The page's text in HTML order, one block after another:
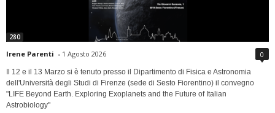
280
Irene Parenti - 1 Agosto 2026 0
Il 12 e il 13 Marzo si è tenuto presso il Dipartimento di Fisica e Astronomia
dell'Università degli Studi di Firenze (sede di Sesto Fiorentino) il convegno
"LIFE Beyond Earth. Exploring Exoplanets and the Future of Italian
Astrobiology"